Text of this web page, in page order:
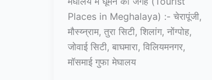
Places in Meghalaya) :- चेरापूंजी,
मौस्य्न्राम, तुरा सिटी, शिलांग, नोंग्पोह,
जोवाई सिटी, बाघमारा, विलियमनगर,
मॉसमाई गुफा मेघालय